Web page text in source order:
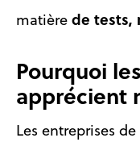
matière de tests,
Pourquoi
apprécient
Les entreprises